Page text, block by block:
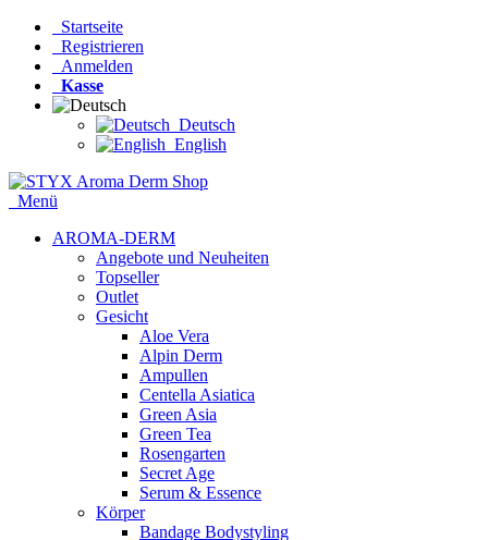
Startseite
Registrieren
Anmelden
Kasse
Deutsch
English
Menü
AROMA-DERM
Angebote und Neuheiten
Topseller
Outlet
Gesicht
Aloe Vera
Alpin Derm
Ampullen
Centella Asiatica
Green Asia
Green Tea
Rosengarten
Secret Age
Serum & Essence
Körper
Bandage Bodystyling